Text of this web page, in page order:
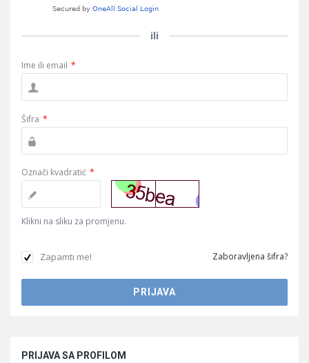
ili
Ime ili email *
Šifra *
Označi kvadratić *
Klikni na sliku za promjenu.
Zapamti me! Zaboravljena šifra?
PRIJAVA SA PROFILOM